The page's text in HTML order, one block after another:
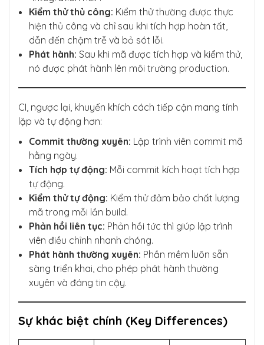
Kiểm thử thủ công: Kiểm thử thường được thực
hiện thủ công và chỉ sau khi tích hợp hoàn tất,
dẫn đến chậm trễ và bỏ sót lỗi.
Phát hành: Sau khi mã được tích hợp và kiểm thử,
nó được phát hành lên môi trường production.
CI, ngược lại, khuyến khích cách tiếp cận mang tính
lặp và tự động hơn:
Commit thường xuyên: Lập trình viên commit mã
hằng ngày.
Tích hợp tự động: Mỗi commit kích hoạt tích hợp
tự động.
Kiểm thử tự động: Kiểm thử đảm bảo chất lượng
mã trong mỗi lần build.
Phản hồi liên tục: Phản hồi tức thì giúp lập trình
viên điều chỉnh nhanh chóng.
Phát hành thường xuyên: Phần mềm luôn sẵn
sàng triển khai, cho phép phát hành thường
xuyên và đáng tin cậy.
Sự khác biệt chính (Key Differences)